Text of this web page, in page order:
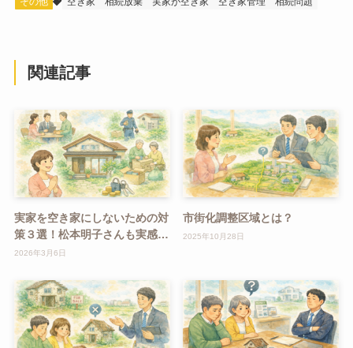
関連記事
実家を空き家にしないための対
策３選！松本明子さんも実感し
た「早めの対策」の重要性
2026年3月6日
市街化調整区域とは？
2025年10月28日